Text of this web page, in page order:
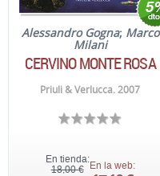
Alessandro Gogna; Marco
Milani
CERVINO MONTE ROSA
Priuli & Verlucca. 2007
En tienda:
18,00 € En la web: